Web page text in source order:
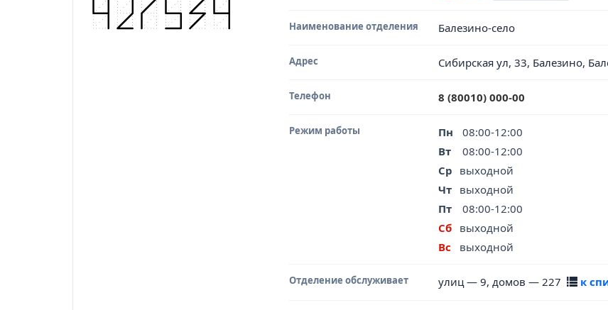
Наименование отделения Балезино-село
Адрес Сибирская ул, 33, Балезино,
Телефон 8 (80010) 000-00
Режим работы Пн
08:00-12:00
Вт
08:00-12:00
Ср выходной
Чт выходной
Пт
08:00-12:00
Сб выходной
Вс
выходной
Отделение обслуживает улиц — 9, домов — 227 к